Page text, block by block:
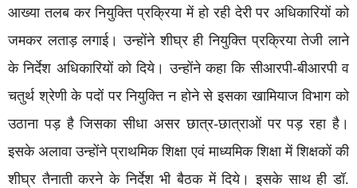
आख्या तलब कर नियुक्ति प्रक्रिया में हो रही देरी पर अधिकारियों को
जमकर लताड़ लगाई। उन्होंने शीघ्र ही नियुक्ति प्रक्रिया तेजी लाने
के निर्देश अधिकारियों को दिये। उन्होंने कहा कि सीआरपी-बीआरपी व
चतुर्थ श्रेणी के पदों पर नियुक्ति न होने से इसका खामियाज विभाग को
उठाना पड़ है जिसका सीधा असर छात्र-छात्राओं पर पड़ रहा है।
इसके अलावा उन्होंने प्राथमिक शिक्षा एवं माध्यमिक शिक्षा में शिक्षकों की
शीघ्र तैनाती करने के निर्देश भी बैठक में दिये। इसके साथ ही डॉ.